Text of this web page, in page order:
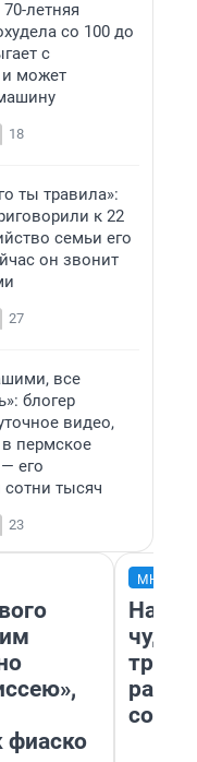
70-летняя
со 100 до
с
может
18
ты травила»:
к 22
семьи его
он звонит
27
все
блогер
видео,
пермское
его
тысяч
23
фиаско